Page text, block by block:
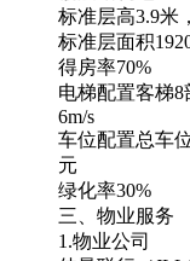
标准层高3.9米
标准层面积
得房率70%
电梯配置客梯
6m/s
车位配置总车
元
绿化率30%
三、物业服务
1.物业公司